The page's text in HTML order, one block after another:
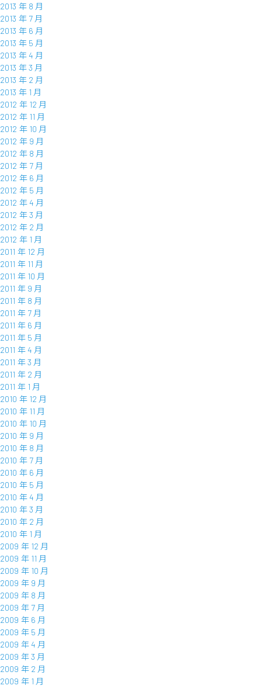
2013 年 8 月
2013 年 7 月
2013 年 6 月
2013 年 5 月
2013 年 4 月
2013 年 3 月
2013 年 2 月
2013 年 1 月
2012 年 12 月
2012 年 11 月
2012 年 10 月
2012 年 9 月
2012 年 8 月
2012 年 7 月
2012 年 6 月
2012 年 5 月
2012 年 4 月
2012 年 3 月
2012 年 2 月
2012 年 1 月
2011 年 12 月
2011 年 11 月
2011 年 10 月
2011 年 9 月
2011 年 8 月
2011 年 7 月
2011 年 6 月
2011 年 5 月
2011 年 4 月
2011 年 3 月
2011 年 2 月
2011 年 1 月
2010 年 12 月
2010 年 11 月
2010 年 10 月
2010 年 9 月
2010 年 8 月
2010 年 7 月
2010 年 6 月
2010 年 5 月
2010 年 4 月
2010 年 3 月
2010 年 2 月
2010 年 1 月
2009 年 12 月
2009 年 11 月
2009 年 10 月
2009 年 9 月
2009 年 8 月
2009 年 7 月
2009 年 6 月
2009 年 5 月
2009 年 4 月
2009 年 3 月
2009 年 2 月
2009 年 1 月